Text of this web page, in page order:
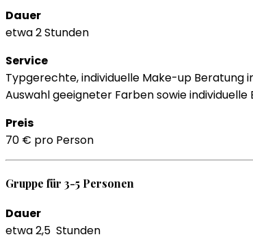
Dauer
etwa 2 Stunden
Service
Typgerechte, individuelle Make-up Beratung
Auswahl geeigneter Farben sowie
Preis
70 € pro Person
Gruppe für 3-5 Personen
Dauer
etwa 2,5 Stunden